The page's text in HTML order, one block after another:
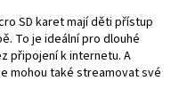
SD karet mají děti přístup
To je ideální pro dlouhé
připojení k internetu. A
mohou také streamovat své